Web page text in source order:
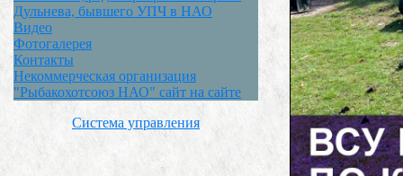
Дульнева, бывшего УПЧ в НАО
Видео
Фотогалерея
Контакты
Некоммерческая организация
"Рыбакохотсоюз НАО" сайт на сайте
Система управления